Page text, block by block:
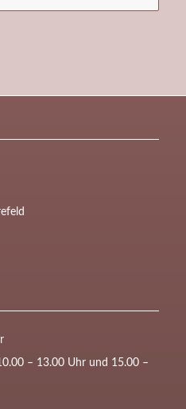
– 13.00 Uhr und 15.00 –